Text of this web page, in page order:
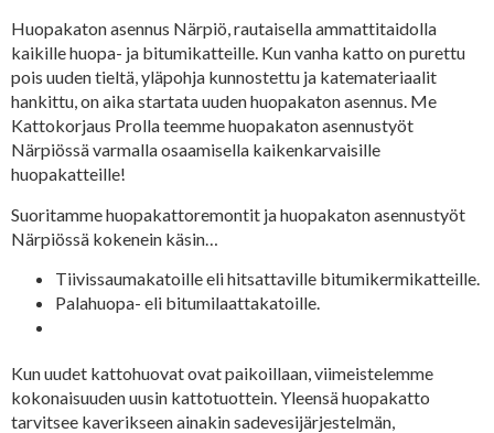
Huopakaton asennus Närpiö, rautaisella ammattitaidolla
kaikille huopa- ja bitumikatteille. Kun vanha katto on purettu
pois uuden tieltä, yläpohja kunnostettu ja katemateriaalit
hankittu, on aika startata uuden huopakaton asennus. Me
Kattokorjaus Prolla teemme huopakaton asennustyöt
Närpiössä varmalla osaamisella kaikenkarvaisille
huopakatteille!
Suoritamme huopakattoremontit ja huopakaton asennustyöt
Närpiössä kokenein käsin…
Tiivissaumakatoille eli hitsattaville bitumikermikatteille.
Palahuopa- eli bitumilaattakatoille.
Kun uudet kattohuovat ovat paikoillaan, viimeistelemme
kokonaisuuden uusin kattotuottein. Yleensä huopakatto
tarvitsee kaverikseen ainakin sadevesijärjestelmän,